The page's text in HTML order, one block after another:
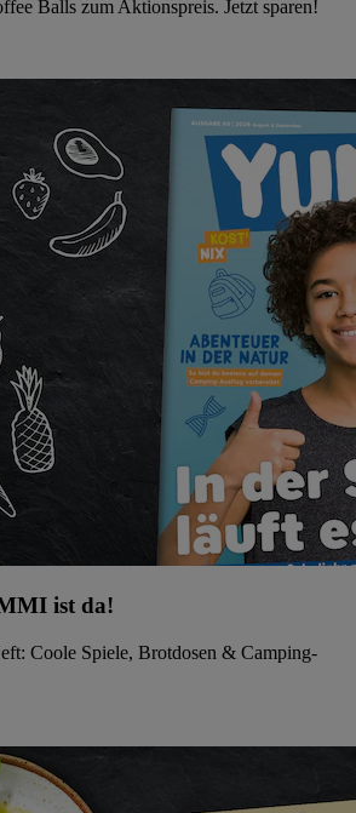
Balls zum Aktionspreis. Jetzt sparen!
ist da!
Coole Spiele, Brotdosen & Camping-